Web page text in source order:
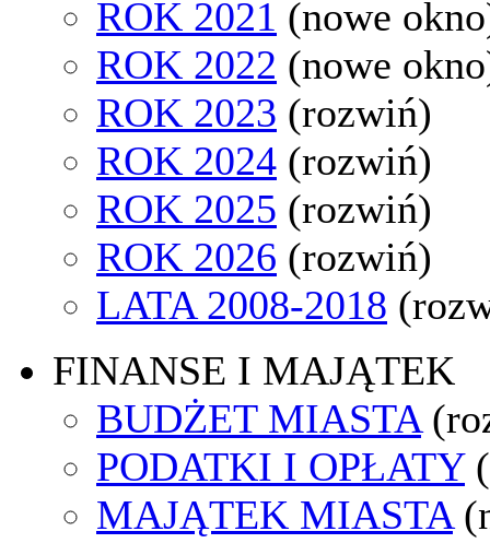
ROK 2021 (nowe
ROK 2022 (nowe
ROK 2023 (rozwiń)
ROK 2024 (rozwiń)
ROK 2025 (rozwiń)
ROK 2026 (rozwiń)
LATA 2008-2018
FINANSE I MAJĄTEK
BUDŻET MIASTA
PODATKI I OPŁATY
MAJĄTEK MIASTA